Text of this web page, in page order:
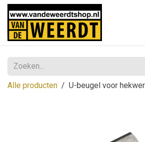
Overslaan naar inhoud
Alle producten U-beugel voor